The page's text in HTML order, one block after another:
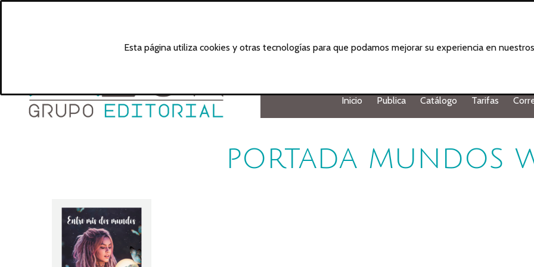
Inicio Publica Catálogo Tarifas
portada mundos
Esta página utiliza cookies y otras tecnologías para que podamos mejorar su experiencia en